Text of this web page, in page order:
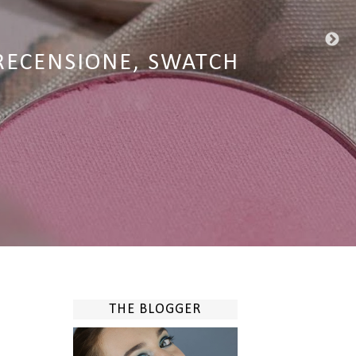
SWATCH
| RECENSIONE
| RECENSIONE
NUOVA FORMULAZIONE
THE BLOGGER